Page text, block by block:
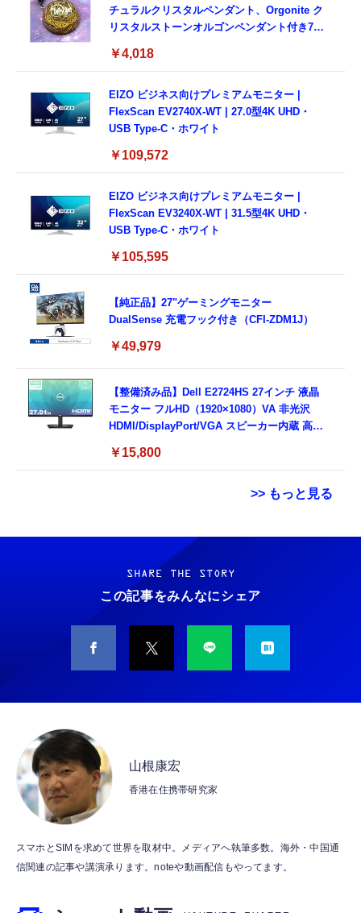
チュラルクリスタルペンダント、Orgonite ク
リスタルストーンオルゴンペンダント付き7チ
￥4,018
EIZO ビジネス向けプレミアムモニター |
FlexScan EV2740X-WT | 27.0型4K UHD・
USB Type-C・ホワイト
￥109,572
EIZO ビジネス向けプレミアムモニター |
FlexScan EV3240X-WT | 31.5型4K UHD・
USB Type-C・ホワイト
￥105,595
【純正品】27"ゲーミングモニター
DualSense 充電フック付き（CFI-ZDM1J）
￥49,979
【整備済み品】Dell E2724HS 27インチ 液晶
モニター フルHD（1920×1080）VA 非光沢
HDMI/DisplayPort/VGA スピーカー内蔵 高さ
ネス向け
￥15,800
>> もっと見る
【ダウンロード版】契約事務手数料が無料に
なるmineoエントリーパッケージ
docomo/au/SoftBankの3回線が選べる格安
SIMカード【Amazon.co.jp限定】
￥100
【DL版】【初期費用3,300円が無料 ※1契約者
2回線/年に限り】IIJmioえらべるSIMカード
￥290
対応 ケーブル一体型 1.5m PSE認証品 GaN採
用 折りたたみ式プラグ しろちゃん 【
iPhone16 15 等対応】 EC-AC6920WF
USB Type Cケーブル【1m+1m+2m+2m/4
本】タイプc ケーブル PD対応 60W急速充
￥749
USB Type Cケーブル【1m+1m+2m+2m/4
本】タイプc ケーブル PD対応 60W急速充
電】データ転送 断線防止 高耐久ナイロン
iPhone 17/iPhone 16 /iPhone 15 /
MacBook、iPad Pro/Air、Galaxy、Sony、
Pixel Type C機種対応
￥749
ネックストラップ 携帯扇風機 首掛けストラッ
プ ハンディファン ストラップ 吊下げひも 首
￥999
PD対応 PPS対応 GaN II採用 折りたたみ式プ
ラグ ホワイト EC-AC10640WH
エレコム 65W 充電器 Type-C コンセント 急
速 PD対応 スイング式プラグ採用 PSE技術基
￥2,190
【整備済み品】ノートパソコン 富士通
LIEFBOOK U9311X/F 13.3型 第11世代 Core
i5-1145G7/Windows11 Pro/MS Office 2021搭
載/Webカメラ/Wifi・Bluetooth・HDMI・
Type-C/360度回転対応/有線静音マウス付
属/180日保証(タッチスクリーン/メモリ
8GB,SSD256GB)
￥38,148
【整備済み品】中古 ノートパソコン 富士通
A5511/ 15.6型/ 第11世代 Core i3-1125G4//
￥42,398
5320,13.3インチ 軽量 パソコン 8GB SSD
256GB Core i5-1145G7, デル laptop
windows 11,中古 ノートPC 日本語キーボー
【整備済み品】バイオノートパソコン
VJPJ21第11世代Core i5-1135G7 12.5型 約
￥55,980
SHARE THE STORY
この記事をみんなにシェア
山根康宏
香港在住携帯研究家
スマホとSIMを求めて世界を取材中。メディアへ執筆多数。海外・中国通
信関連の記事や講演承ります。noteや動画配信もやってます。